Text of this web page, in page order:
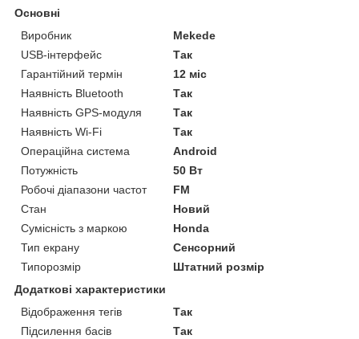
Основні
Виробник
Mekede
USB-інтерфейс
Так
Гарантійний термін
12 міс
Наявність Bluetooth
Так
Наявність GPS-модуля
Так
Наявність Wi-Fi
Так
Операційна система
Android
Потужність
50 Вт
Робочі діапазони частот
FM
Стан
Новий
Сумісність з маркою
Honda
Тип екрану
Сенсорний
Типорозмір
Штатний розмір
Додаткові характеристики
Відображення тегів
Так
Підсилення басів
Так